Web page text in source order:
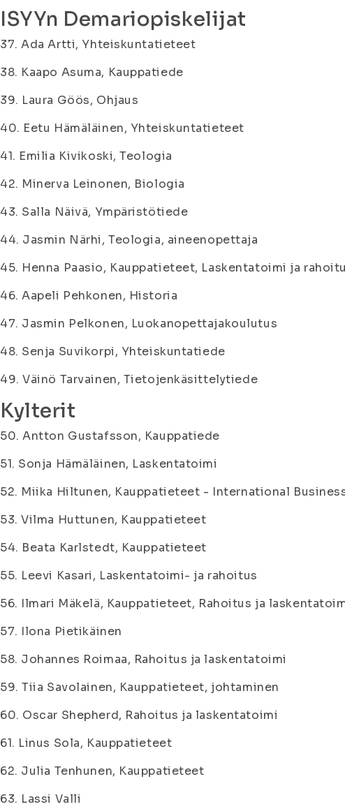
ISYYn Demariopiskelijat
37. Ada Artti, Yhteiskuntatieteet
38. Kaapo Asuma, Kauppatiede
39. Laura Göös, Ohjaus
40. Eetu Hämäläinen, Yhteiskuntatieteet
41. Emilia Kivikoski, Teologia
42. Minerva Leinonen, Biologia
43. Salla Näivä, Ympäristötiede
44. Jasmin Närhi, Teologia, aineenopettaja
45. Henna Paasio, Kauppatieteet, Laskentatoimi ja
46. Aapeli Pehkonen, Historia
47. Jasmin Pelkonen, Luokanopettajakoulutus
48. Senja Suvikorpi, Yhteiskuntatiede
49. Väinö Tarvainen, Tietojenkäsittelytiede
Kylterit
50. Antton Gustafsson, Kauppatiede
51. Sonja Hämäläinen, Laskentatoimi
52. Miika Hiltunen, Kauppatieteet - International
53. Vilma Huttunen, Kauppatieteet
54. Beata Karlstedt, Kauppatieteet
55. Leevi Kasari, Laskentatoimi- ja rahoitus
56. Ilmari Mäkelä, Kauppatieteet, Rahoitus ja
57. Ilona Pietikäinen
58. Johannes Roimaa, Rahoitus ja laskentatoimi
59. Tiia Savolainen, Kauppatieteet, johtaminen
60. Oscar Shepherd, Rahoitus ja laskentatoimi
61. Linus Sola, Kauppatieteet
62. Julia Tenhunen, Kauppatieteet
63. Lassi Valli